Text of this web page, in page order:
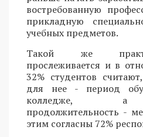
востребованную
прикладную
учебных предметов.
Такой же
прослеживается и в
32% студентов
для нее - период
колледже, а
продолжительность -
этим согласны 72%